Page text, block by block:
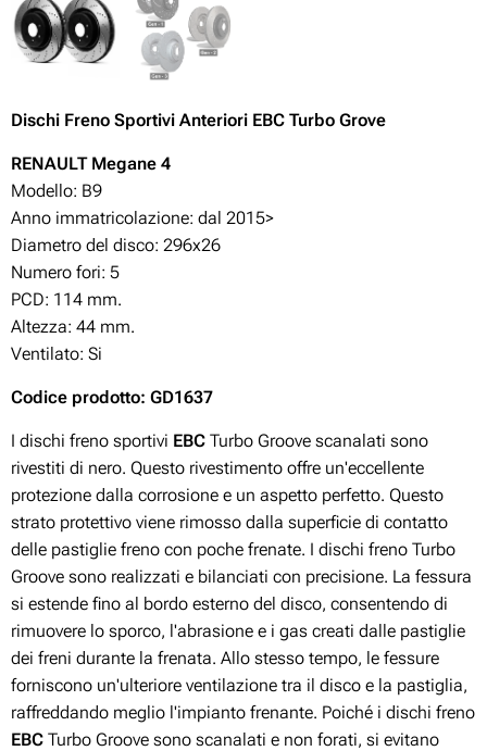
Dischi Freno Sportivi Anteriori EBC Turbo Grove
RENAULT Megane 4
Modello: B9
Anno immatricolazione: dal 2015>
Diametro del disco: 296x26
Numero fori: 5
PCD: 114 mm.
Altezza: 44 mm.
Ventilato: Si
Codice prodotto: GD1637
I dischi freno sportivi EBC Turbo Groove scanalati sono
rivestiti di nero. Questo rivestimento offre un'eccellente
protezione dalla corrosione e un aspetto perfetto. Questo
strato protettivo viene rimosso dalla superficie di contatto
delle pastiglie freno con poche frenate. I dischi freno Turbo
Groove sono realizzati e bilanciati con precisione. La fessura
si estende fino al bordo esterno del disco, consentendo di
rimuovere lo sporco, l'abrasione e i gas creati dalle pastiglie
dei freni durante la frenata. Allo stesso tempo, le fessure
forniscono un'ulteriore ventilazione tra il disco e la pastiglia,
raffreddando meglio l'impianto frenante. Poiché i dischi freno
EBC Turbo Groove sono scanalati e non forati, si evitano